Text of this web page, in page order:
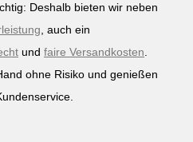
Deshalb bieten wir neben
, auch ein
und faire Versandkosten
ohne Risiko und genießen